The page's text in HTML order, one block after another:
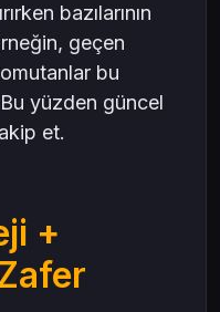
bazılarının
geçen
bu
yüzden güncel
et.
+